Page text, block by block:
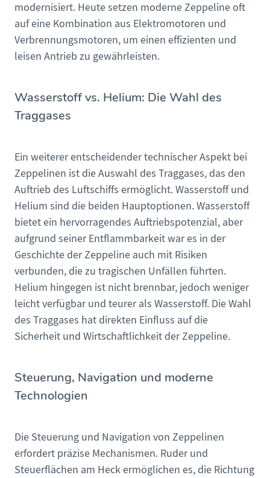
modernisiert. Heute setzen moderne Zeppeline oft
auf eine Kombination aus Elektromotoren und
Verbrennungsmotoren, um einen effizienten und
leisen Antrieb zu gewährleisten.
Wasserstoff vs. Helium: Die Wahl des
Traggases
Ein weiterer entscheidender technischer Aspekt bei
Zeppelinen ist die Auswahl des Traggases, das den
Auftrieb des Luftschiffs ermöglicht. Wasserstoff und
Helium sind die beiden Hauptoptionen. Wasserstoff
bietet ein hervorragendes Auftriebspotenzial, aber
aufgrund seiner Entflammbarkeit war es in der
Geschichte der Zeppeline auch mit Risiken
verbunden, die zu tragischen Unfällen führten.
Helium hingegen ist nicht brennbar, jedoch weniger
leicht verfügbar und teurer als Wasserstoff. Die Wahl
des Traggases hat direkten Einfluss auf die
Sicherheit und Wirtschaftlichkeit der Zeppeline.
Steuerung, Navigation und moderne
Technologien
Die Steuerung und Navigation von Zeppelinen
erfordert präzise Mechanismen. Ruder und
Steuerflächen am Heck ermöglichen es, die Richtung